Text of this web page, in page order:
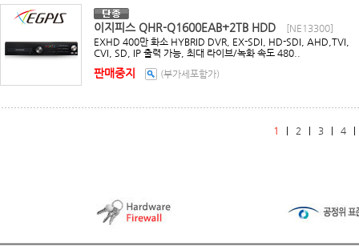
이지피스 QHR-Q1600EAB+2TB HDD
[NE13300]
EXHD 400만 화소 HYBRID DVR, EX-SDI, HD-SDI, AHD,TVI,
CVI, SD, IP 출력 가능, 최대 라이브/녹화 속도 480..
판매중지 (부가세포함가)
1 | 2 | 3 | 4